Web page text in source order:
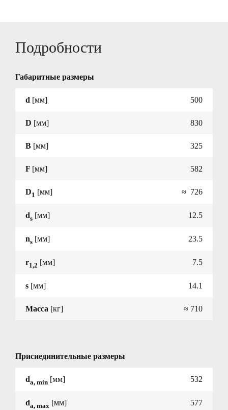
Подробности
Габаритные размеры
d [мм] 500
D [мм] 830
B [мм] 325
F [мм] 582
D1 [мм] ≈ 726
ds [мм] 12.5
ns [мм] 23.5
r1,2 [мм] 7.5
s [мм] 14.1
Масса [кг] ≈ 710
Присиединительные размеры
da, min [мм] 532
da, max [мм] 577